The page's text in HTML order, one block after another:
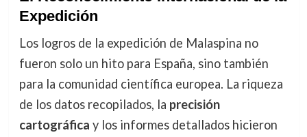
Expedición
Los logros de la expedición de Malaspina no
fueron solo un hito para España, sino también
para la comunidad científica europea. La riqueza
de los datos recopilados, la precisión
cartográfica y los informes detallados hicieron